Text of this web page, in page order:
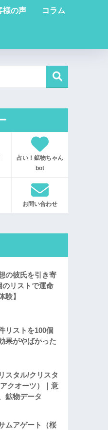
様の声 コラム
占い！鉱物ちゃん
bot
お問い合わせ
の彼氏を引き寄
のリストで運命
験】
リストを100個
果がやばかった
スタル/クリスタ
クオーツ）｜意
鉱物データ
ムアゲート（桜